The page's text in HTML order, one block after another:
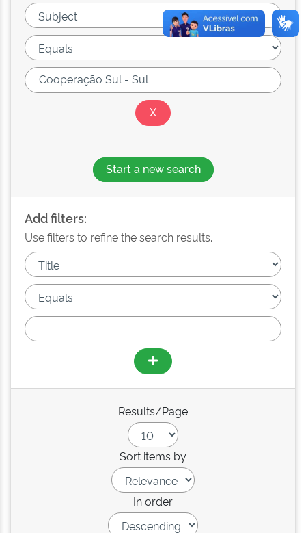
Start a new search
Add filters:
Use filters to refine the search results.
Results/Page
Sort items by
In order